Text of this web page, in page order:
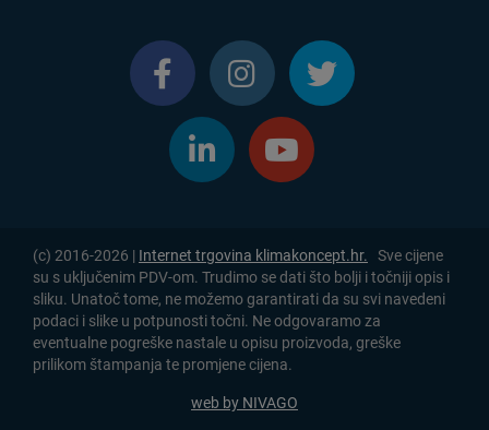
(c) 2016-2026 | Internet trgovina klimakoncept.hr.
Sve cijene
su s uključenim PDV-om. Trudimo se dati što bolji i točniji opis i
sliku. Unatoč tome, ne možemo garantirati da su svi navedeni
podaci i slike u potpunosti točni. Ne odgovaramo za
eventualne pogreške nastale u opisu proizvoda, greške
prilikom štampanja te promjene cijena.
web by NIVAGO